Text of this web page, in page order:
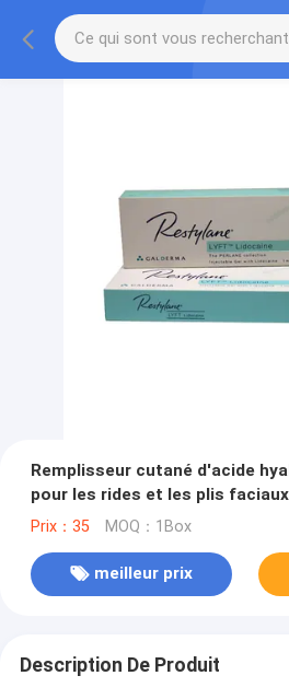
Remplisseur cutané d'acide
pour les rides et les plis faciaux
Prix：35 MOQ：1Box
meilleur prix
Description De Produit